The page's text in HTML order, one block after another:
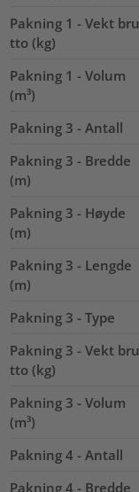
Pakning 1 - Vekt bru
tto (kg)
Pakning 1 - Volum
(m³)
Pakning 3 - Antall
Pakning 3 - Bredde
(m)
Pakning 3 - Høyde
(m)
Pakning 3 - Lengde
(m)
Pakning 3 - Type
Pakning 3 - Vekt bru
tto (kg)
Pakning 3 - Volum
(m³)
Pakning 4 - Antall
Pakning 4 - Bredde